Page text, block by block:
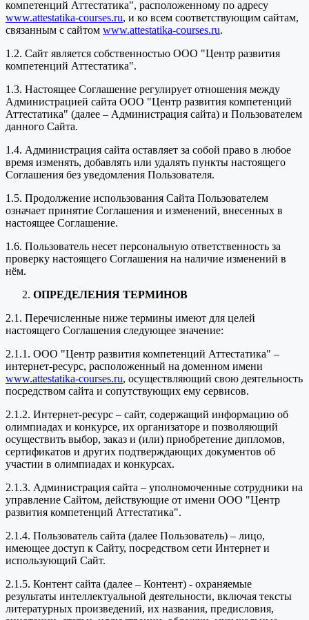
компетенций Аттестатика", расположенному по адресу
www.attestatika-courses.ru, и ко всем соответствующим сайтам,
связанным с сайтом www.attestatika-courses.ru.
1.2. Сайт является собственностью ООО "Центр развития
компетенций Аттестатика".
1.3. Настоящее Соглашение регулирует отношения между
Администрацией сайта ООО "Центр развития компетенций
Аттестатика" (далее – Администрация сайта) и Пользователем
данного Сайта.
1.4. Администрация сайта оставляет за собой право в любое
время изменять, добавлять или удалять пункты настоящего
Соглашения без уведомления Пользователя.
1.5. Продолжение использования Сайта Пользователем
означает принятие Соглашения и изменений, внесенных в
настоящее Соглашение.
1.6. Пользователь несет персональную ответственность за
проверку настоящего Соглашения на наличие изменений в
нём.
ОПРЕДЕЛЕНИЯ ТЕРМИНОВ
2.1. Перечисленные ниже термины имеют для целей
настоящего Соглашения следующее значение:
2.1.1. ООО "Центр развития компетенций Аттестатика" –
интернет-ресурс, расположенный на доменном имени
www.attestatika-courses.ru, осуществляющий свою деятельность
посредством сайта и сопутствующих ему сервисов.
2.1.2. Интернет-ресурс – сайт, содержащий информацию об
олимпиадах и конкурсе, их организаторе и позволяющий
осуществить выбор, заказ и (или) приобретение дипломов,
сертификатов и других подтверждающих документов об
участии в олимпиадах и конкурсах.
2.1.3. Администрация сайта – уполномоченные сотрудники на
управление Сайтом, действующие от имени ООО "Центр
развития компетенций Аттестатика".
2.1.4. Пользователь сайта (далее Пользователь) – лицо,
имеющее доступ к Сайту, посредством сети Интернет и
использующий Сайт.
2.1.5. Контент сайта (далее – Контент) - охраняемые
результаты интеллектуальной деятельности, включая тексты
литературных произведений, их названия, предисловия,